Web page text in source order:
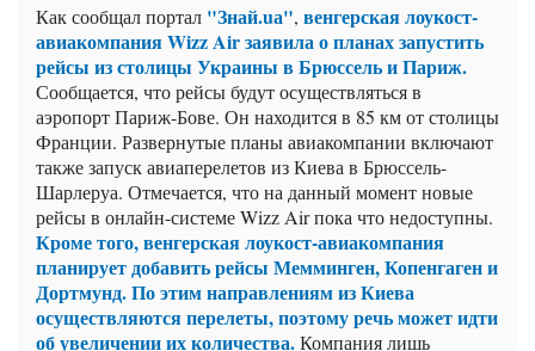
Как сообщал портал "Знай.uа", венгерскаялоукост-
авиакомпания Wizz Airзаявила о планах запустить
рейсы из столицы Украины в Брюссель и Париж.
Сообщается, что рейсы будут осуществляться в
аэропорт Париж-Бове. Он находится в 85 км от столицы
Франции. Развернутые планы авиакомпании включают
также запуск авиаперелетов из Киева в Брюссель-
Шарлеруа. Отмечается, что на данный момент новые
рейсы в онлайн-системе Wizz Air пока что недоступны.
Кроме того, венгерская лоукост-авиакомпания
планирует добавить рейсы Мемминген, Копенгаген и
Дортмунд. По этим направлениям из Киева
осуществляются перелеты, поэтому речь может идти
об увеличении их количества.Компания лишь